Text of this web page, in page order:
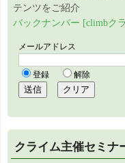
テンツをご紹介
バックナンバー [climbク
クライム主催セミナ